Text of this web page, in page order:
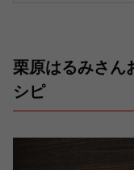
栗原はるみさん
シピ